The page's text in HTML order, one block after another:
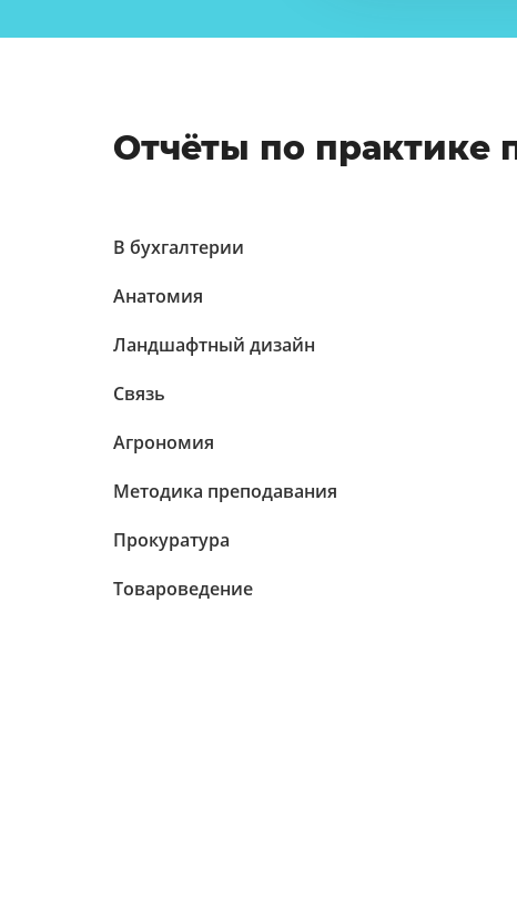
Отчёты по практике
В бухгалтерии
Анатомия
Ландшафтный дизайн
Связь
Агрономия
Методика преподавания
Прокуратура
Товароведение